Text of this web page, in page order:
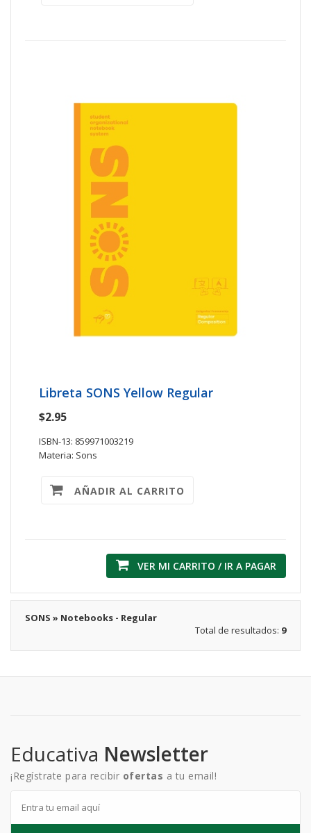
Libreta SONS Yellow Regular
$2.95
ISBN-13: 859971003219
Materia: Sons
AÑADIR AL CARRITO
VER MI CARRITO / IR A PAGAR
SONS » Notebooks - Regular
Total de resultados: 9
Educativa Newsletter
¡Regístrate para recibir ofertas a tu email!